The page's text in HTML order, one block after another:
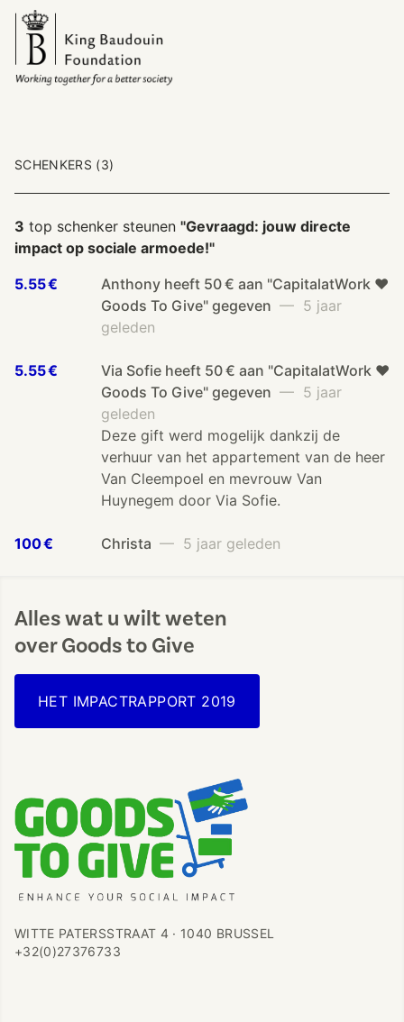
SCHENKERS (3)
3 top schenker steunen "Gevraagd: jouw directe
impact op sociale armoede!"
5.55 €
Anthony heeft 50 € aan "CapitalatWork ❤️
Goods To Give" gegeven — 5 jaar
geleden
5.55 €
Via Sofie heeft 50 € aan "CapitalatWork ❤️
Goods To Give" gegeven — 5 jaar
geleden
Deze gift werd mogelijk dankzij de
verhuur van het appartement van de heer
Van Cleempoel en mevrouw Van
Huynegem door Via Sofie.
100 € Christa — 5 jaar geleden
WITTE PATERSSTRAAT 4 · 1040 BRUSSEL
+32(0)27376733
Alles wat u wilt weten
over Goods to Give
HET IMPACTRAPPORT 2019